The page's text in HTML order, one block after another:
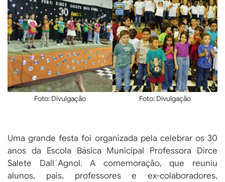
Foto: Divulgação Foto: Divulgação
Uma grande festa foi organizada pela celebrar os 30
anos da Escola Básica Municipal Professora Dirce
Salete Dall´Agnol. A comemoração, que reuniu
alunos, pais, professores e ex-colaboradores,